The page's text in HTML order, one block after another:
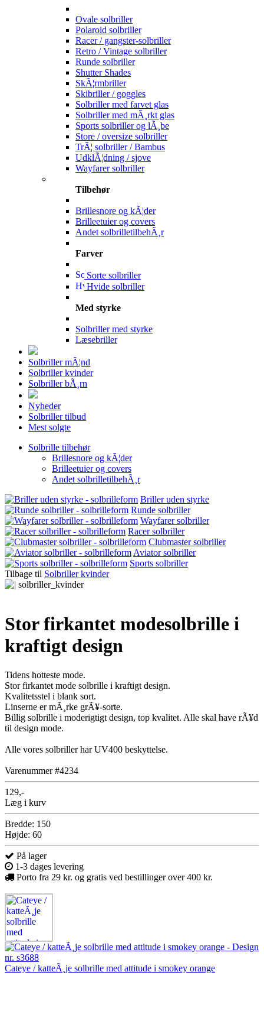
Ovale solbriller
Polaroid solbriller
Racer / gangster-solbriller
Retro / Vintage solbriller
Runde solbriller
Shutter Shades
SkÃ¦rmbriller
Skibriller / goggles
Solbriller med farvet glas
Solbriller med mÃ¸rkt glas
Sports solbriller og lÃ¸be
Store / oversize solbriller
TrÃ¦ solbriller / Bambus
UdklÃ¦dning / sjove
Wayfarer solbriller
Tilbehør
Brillesnore og kÃ¦der
Brilleetuier og covers
Andet solbrilletilbehÃ¸r
Farver
Sorte solbriller
Hvide solbriller
Med styrke
Solbriller med styrke
Læsebriller
Solbriller mÃ¦nd
Solbriller kvinder
Solbriller bÃ¸rn
Nyheder
Solbriller tilbud
Mest solgte
Solbrille tilbehør
Brillesnore og kÃ¦der
Brilleetuier og covers
Andet solbrilletilbehÃ¸r
Briller uden styrke
Runde solbriller
Wayfarer solbriller
Racer solbriller
Clubmaster solbriller
Aviator solbriller
Sports solbriller
Tilbage til Solbriller kvinder
Stor firkantet modesolbrille i
kraftigt design
Tidens hotteste mode.
Stor firkantet mode solbrille i kraftigt design.
Kvalitetsstel i blank sort.
Linserne er mÃ¸rke grÃ¥-sorte.
Billig solbrille i moderigtigt design, top kvalitet. Alle skal have rÃ¥d
til design mode.
Alle vores solbriller har UV400 beskyttelse.
Varenummer #4234
129,-
Læg i kurv
Bredde: 150
Højde: 60
På lager
1-3 dages levering
Porto fra 29 kr. og gratis ved bestillinger over 400 kr.
Cateye / katteÃ¸je solbrille med attitude i smokey orange